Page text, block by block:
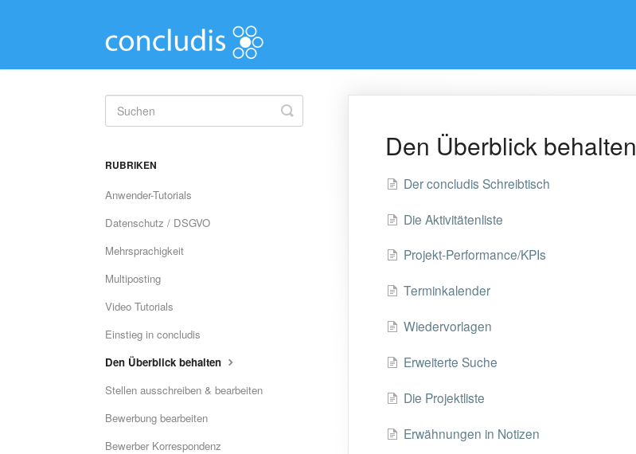
Den Überblick behalten
Der concludis Schreibtisch
Die Aktivitätenliste
Projekt-Performance/KPIs
Terminkalender
Wiedervorlagen
Erweiterte Suche
Die Projektliste
Erwähnungen in Notizen
Toggle
Search
RUBRIKEN
Anwender-Tutorials
Datenschutz / DSGVO
Mehrsprachigkeit
Multiposting
Video Tutorials
Einstieg in concludis
Den Überblick behalten
Stellen ausschreiben & bearbeiten
Bewerbung bearbeiten
Bewerber Korrespondenz